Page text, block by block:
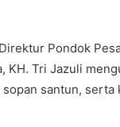
Pondok
KH. Tri Jazuli
santun, serta